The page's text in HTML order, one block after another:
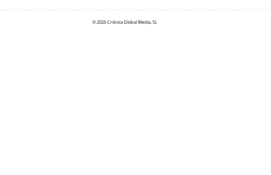
© 2026 Crónica Global Media, SL